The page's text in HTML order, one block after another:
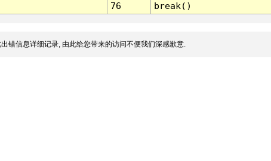
76 break()
错信息详细记录, 由此给您带来的访问不便我们深感歉意.